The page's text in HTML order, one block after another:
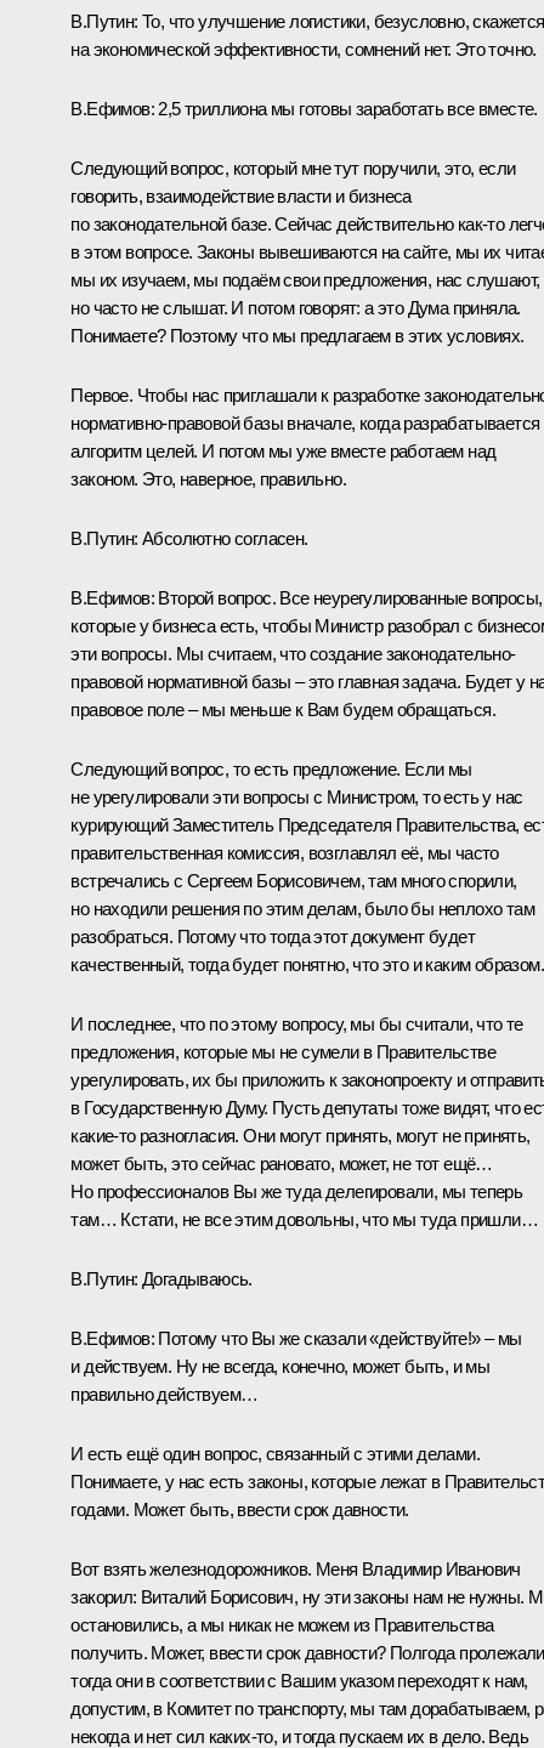
В.Путин: То, что улучшение логистики, безусловно, скажется
на экономической эффективности, сомнений нет. Это точно.
В.Ефимов: 2,5 триллиона мы готовы заработать все вместе.
Следующий вопрос, который мне тут поручили, это, если
говорить, взаимодействие власти и бизнеса
по законодательной базе. Сейчас действительно как‑то
в этом вопросе. Законы вывешиваются на сайте, мы их
мы их изучаем, мы подаём свои предложения, нас слушают,
но часто не слышат. И потом говорят: а это Дума приняла.
Понимаете? Поэтому что мы предлагаем в этих условиях.
Первое. Чтобы нас приглашали к разработке
нормативно-правовой базы вначале, когда разрабатывается
алгоритм целей. И потом мы уже вместе работаем над
законом. Это, наверное, правильно.
В.Путин: Абсолютно согласен.
В.Ефимов: Второй вопрос. Все неурегулированные вопросы,
которые у бизнеса есть, чтобы Министр разобрал с
эти вопросы. Мы считаем, что создание законодательно-
правовой нормативной базы – это главная задача. Будет у
правовое поле – мы меньше к Вам будем обращаться.
Следующий вопрос, то есть предложение. Если мы
не урегулировали эти вопросы с Министром, то есть у нас
курирующий Заместитель Председателя Правительства,
правительственная комиссия, возглавлял её, мы часто
встречались с Сергеем Борисовичем, там много спорили,
но находили решения по этим делам, было бы неплохо там
разобраться. Потому что тогда этот документ будет
качественный, тогда будет понятно, что это и каким образом.
И последнее, что по этому вопросу, мы бы считали, что те
предложения, которые мы не сумели в Правительстве
урегулировать, их бы приложить к законопроекту и
в Государственную Думу. Пусть депутаты тоже видят, что
какие‑то разногласия. Они могут принять, могут не принять,
может быть, это сейчас рановато, может, не тот ещё…
Но профессионалов Вы же туда делегировали, мы теперь
там… Кстати, не все этим довольны, что мы туда пришли…
В.Путин: Догадываюсь.
В.Ефимов: Потому что Вы же сказали «действуйте!» – мы
и действуем. Ну не всегда, конечно, может быть, и мы
правильно действуем…
И есть ещё один вопрос, связанный с этими делами.
Понимаете, у нас есть законы, которые лежат в
годами. Может быть, ввести срок давности.
Вот взять железнодорожников. Меня Владимир Иванович
закорил: Виталий Борисович, ну эти законы нам не нужны.
остановились, а мы никак не можем из Правительства
получить. Может, ввести срок давности? Полгода
тогда они в соответствии с Вашим указом переходят к нам,
допустим, в Комитет по транспорту, мы там дорабатываем,
некогда и нет сил каких‑то, и тогда пускаем их в дело. Ведь